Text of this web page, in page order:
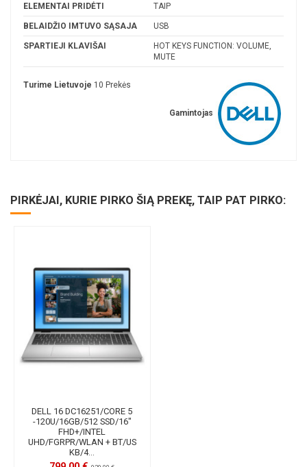
ELEMENTAI PRIDĖTI TAIP
BELAIDŽIO IMTUVO SĄSAJA USB
SPARTIEJI KLAVIŠAI
HOT KEYS FUNCTION: VOLUME,
MUTE
Gamintojas
Turime Lietuvoje 10 Prekės
PIRKĖJAI, KURIE PIRKO ŠIĄ PREKĘ, TAIP PAT PIRKO:
DELL 16 DC16251/CORE 5
-120U/16GB/512 SSD/16"
FHD+/INTEL
UHD/FGRPR/WLAN + BT/US
KB/4...